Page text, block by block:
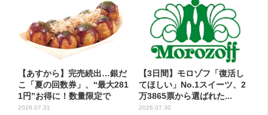
【あすから】完売続出…銀だ
こ「夏の回数券」、“最大281
1円”お得に！数量限定で
2026.07.31
【3日間】モロゾフ「復活し
てほしい」No.1スイーツ、2
万3865票から選ばれた...
2026.07.30